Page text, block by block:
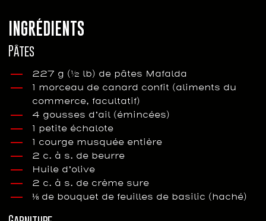
INGRÉDIENTS
Pâtes
227 g (½ lb) de pâtes Mafalda
1 morceau de canard confit (aliments du
commerce, facultatif)
4 gousses d’ail (émincées)
1 petite échalote
1 courge musquée entière
2 c. à s. de beurre
Huile d’olive
2 c. à s. de crème sure
⅛ de bouquet de feuilles de basilic (haché)